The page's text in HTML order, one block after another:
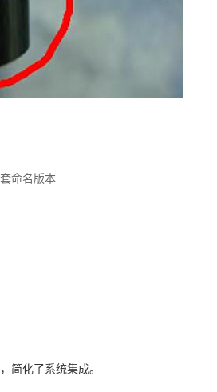
命名版本
简化了系统集成。